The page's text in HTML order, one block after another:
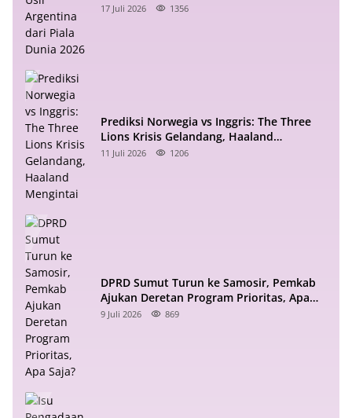
17 Juli 2026 1356
Prediksi Norwegia vs Inggris: The Three
Lions Krisis Gelandang, Haaland
Mengintai
11 Juli 2026 1206
DPRD Sumut Turun ke Samosir, Pemkab
Ajukan Deretan Program Prioritas, Apa
Saja?
9 Juli 2026 869